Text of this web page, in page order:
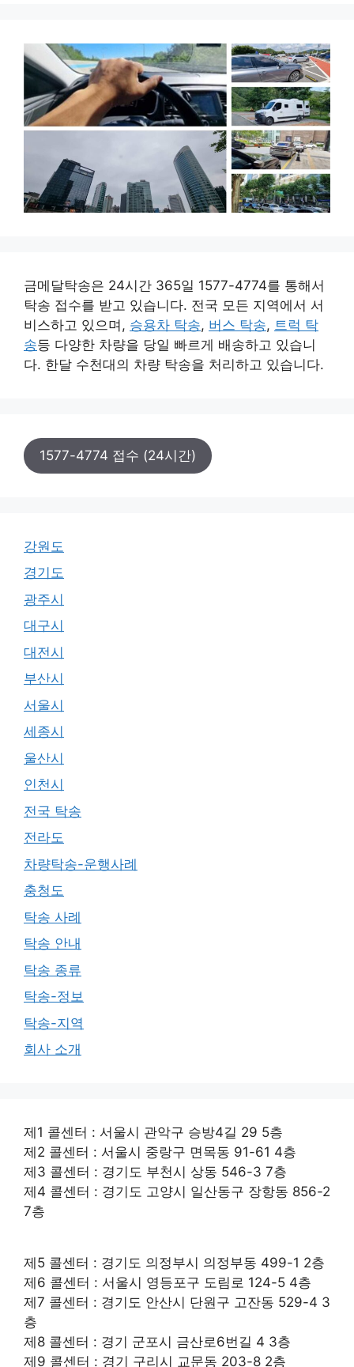
금메달탁송은 24시간 365일 1577-4774를 통해서
탁송 접수를 받고 있습니다. 전국 모든 지역에서 서
비스하고 있으며, 승용차 탁송, 버스 탁송, 트럭 탁
송등 다양한 차량을 당일 빠르게 배송하고 있습니
다. 한달 수천대의 차량 탁송을 처리하고 있습니다.
1577-4774 접수 (24시간)
강원도
경기도
광주시
대구시
대전시
부산시
서울시
세종시
울산시
인천시
전국 탁송
전라도
차량탁송-운행사례
충청도
탁송 사례
탁송 안내
탁송 종류
탁송-정보
탁송-지역
회사 소개
제1 콜센터 : 서울시 관악구 승방4길 29 5층
제2 콜센터 : 서울시 중랑구 면목동 91-61 4층
제3 콜센터 : 경기도 부천시 상동 546-3 7층
제4 콜센터 : 경기도 고양시 일산동구 장항동 856-2
7층
제5 콜센터 : 경기도 의정부시 의정부동 499-1 2층
제6 콜센터 : 서울시 영등포구 도림로 124-5 4층
제7 콜센터 : 경기도 안산시 단원구 고잔동 529-4 3
층
제8 콜센터 : 경기 군포시 금산로6번길 4 3층
제9 콜센터 : 경기 구리시 교문동 203-8 2층